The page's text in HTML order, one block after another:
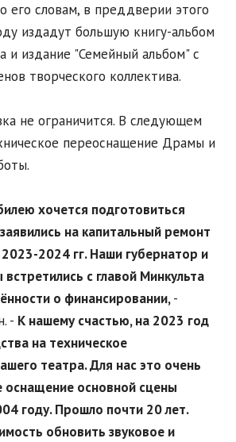
его словам, в преддверии этого
издадут большую книгу-альбом
и издание "Семейный альбом" с
творческого коллектива.
не ограничится. В следующем
переоснащение Драмы и
хочется подготовиться
на капитальный ремонт
2024 гг. Наши губернатор и
с главой Минкульта
о финансировании,-
- К нашему счастью, на 2023 год
на техническое
театра. Для нас это очень
оснащение основной сцены
году. Прошло почти 20 лет.
обновить звуковое и